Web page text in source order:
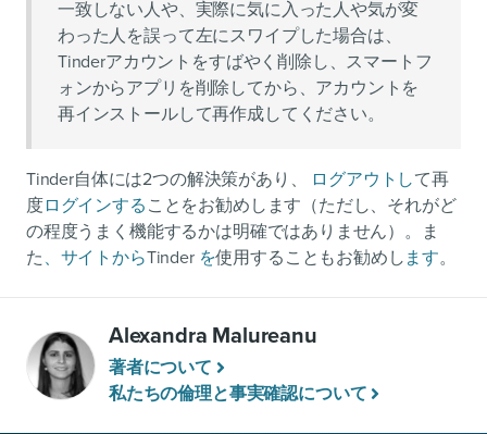
一致しない人や、実際に気に入った人や気が変
わった人を誤って左にスワイプした場合は、
Tinderアカウントをすばやく削除し、スマートフ
ォンからアプリを削除してから、アカウントを
再インストールして再作成してください。
Tinder自体には2つの解決策があり、 ログアウトして再
度ログインする ことをお勧めします（ただし、それがど
の程度うまく機能するかは明確ではありません）。ま
た 、サイトからTinder を使用することもお勧めし ます。
Alexandra Malureanu
著者について
私たちの倫理と事実確認について